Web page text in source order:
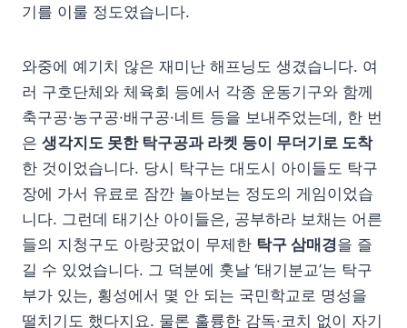
기를 이룰 정도였습니다.
와중에 예기치 않은 재미난 해프닝도 생겼습니다. 여
러 구호단체와 체육회 등에서 각종 운동기구와 함께
축구공·농구공·배구공·네트 등을 보내주었는데, 한 번
은 생각지도 못한 탁구공과 라켓 등이 무더기로 도착
한 것이었습니다. 당시 탁구는 대도시 아이들도 탁구
장에 가서 유료로 잠깐 놀아보는 정도의 게임이었습
니다. 그런데 태기산 아이들은, 공부하라 보채는 어른
들의 지청구도 아랑곳없이 무제한 탁구 삼매경을 즐
길 수 있었습니다. 그 덕분에 훗날 ‘태기분교’는 탁구
부가 있는, 횡성에서 몇 안 되는 국민학교로 명성을
떨치기도 했다지요. 물론 훌륭한 감독·코치 없이 자기